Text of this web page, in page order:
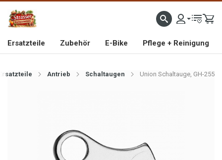
IMPORTEUR VON HOCHWERTIGEN FAHRRAD- UND MOFAERSATZTEILEN SEIT 1993
Ersatzteile Zubehör E-Bike Pflege + Reinigung
Antrieb Schaltaugen Union Schaltauge, GH-255